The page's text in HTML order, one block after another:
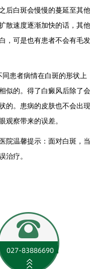
后白斑会慢慢的蔓延至其他
散速度逐渐加快的话，其他
，可是也有患者不会有毛发
患者病情在白斑的形状上
似的。得了白癜风后除了会
的。患病的皮肤也不会出现
观察带来的误差。
温馨提示：面对白斑，当
治疗。